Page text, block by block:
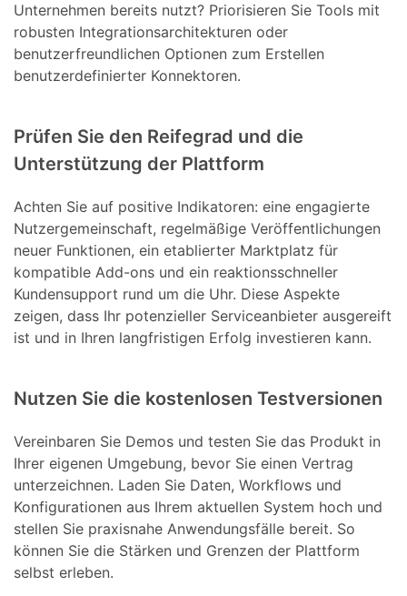
Unternehmen bereits nutzt? Priorisieren Sie Tools mit
robusten Integrationsarchitekturen oder
benutzerfreundlichen Optionen zum Erstellen
benutzerdefinierter Konnektoren.
Prüfen Sie den Reifegrad und die
Unterstützung der Plattform
Achten Sie auf positive Indikatoren: eine engagierte
Nutzergemeinschaft, regelmäßige Veröffentlichungen
neuer Funktionen, ein etablierter Marktplatz für
kompatible Add-ons und ein reaktionsschneller
Kundensupport rund um die Uhr. Diese Aspekte
zeigen, dass Ihr potenzieller Serviceanbieter ausgereift
ist und in Ihren langfristigen Erfolg investieren kann.
Nutzen Sie die kostenlosen Testversionen
Vereinbaren Sie Demos und testen Sie das Produkt in
Ihrer eigenen Umgebung, bevor Sie einen Vertrag
unterzeichnen. Laden Sie Daten, Workflows und
Konfigurationen aus Ihrem aktuellen System hoch und
stellen Sie praxisnahe Anwendungsfälle bereit. So
können Sie die Stärken und Grenzen der Plattform
selbst erleben.